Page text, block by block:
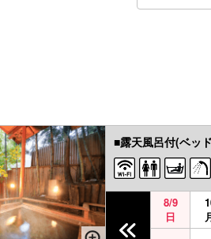
■露天風呂付(ベッ
8/9
日